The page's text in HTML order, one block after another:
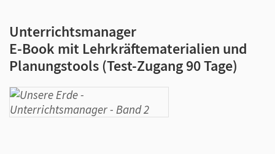
Unterrichtsmanager
E-Book mit Lehrkräftematerialien und
Planungstools (Test-Zugang 90 Tage)